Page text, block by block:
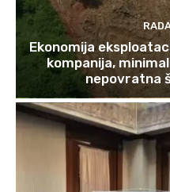
Ekonomija
kompanija,
nepovratna